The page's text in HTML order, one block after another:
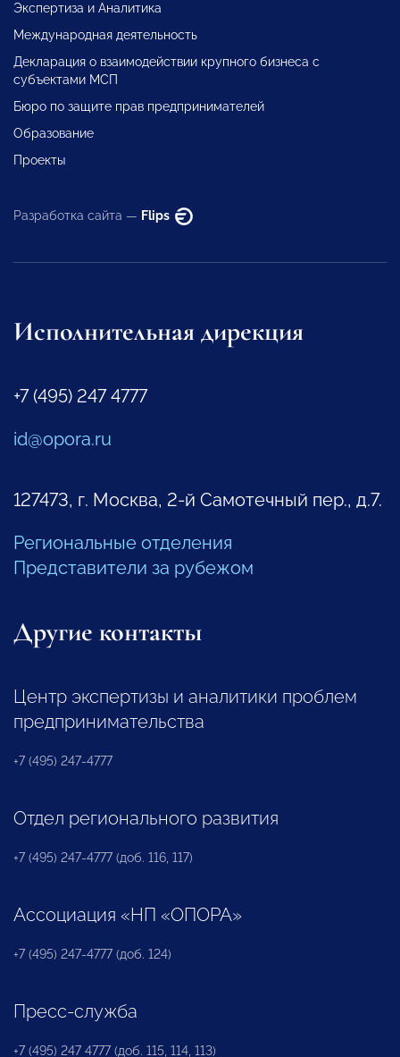
Экспертиза и Аналитика
Международная деятельность
Декларация о взаимодействии крупного бизнеса с
субъектами МСП
Бюро по защите прав предпринимателей
Образование
Проекты
Разработка сайта — Flips
Исполнительная дирекция
+7 (495) 247 4777
id@opora.ru
127473, г. Москва, 2-й Самотечный пер., д.7.
Региональные отделения
Представители за рубежом
Другие контакты
Центр экспертизы и аналитики проблем
предпринимательства
+7 (495) 247-4777
Отдел регионального развития
+7 (495) 247-4777 (доб. 116, 117)
Ассоциация «НП «ОПОРА»
+7 (495) 247-4777 (доб. 124)
Пресс-служба
+7 (495) 247 4777 (доб. 115, 114, 113)